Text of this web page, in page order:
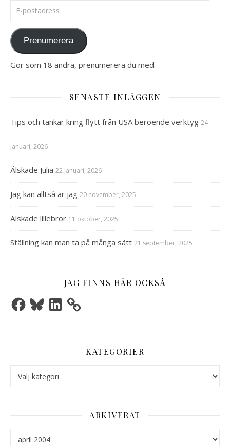
E-postadress
Prenumerera
Gör som 18 andra, prenumerera du med.
SENASTE INLÄGGEN
Tips och tankar kring flytt från USA beroende verktyg 24
januari, 2026
Älskade Julia 22 januari, 2026
Jag kan alltså är jag 20 november, 2025
Älskade lillebror 11 oktober, 2025
Ställning kan man ta på många sätt 21 september, 2025
JAG FINNS HÄR OCKSÅ
FacebookBlueskyLinkedIn
KATEGORIER
ARKIVERAT